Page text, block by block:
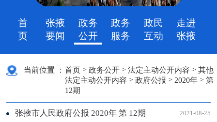
首
页
张掖
要闻
政务
公开
政务
服务
政民
互动
走进
张掖
当前位置 ： 首页 >政务公开 >法定主动公开内容 >其他
法定主动公开内容 >政府公报 > 2020年 >第
12期
张掖市人民政府公报 2020年 第 12期 2021-08-25